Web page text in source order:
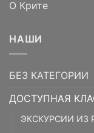
О Крите
НАШИ
БЕЗ КАТЕГОРИИ
ДОСТУПНАЯ
ЭКСКУРСИИ ИЗ